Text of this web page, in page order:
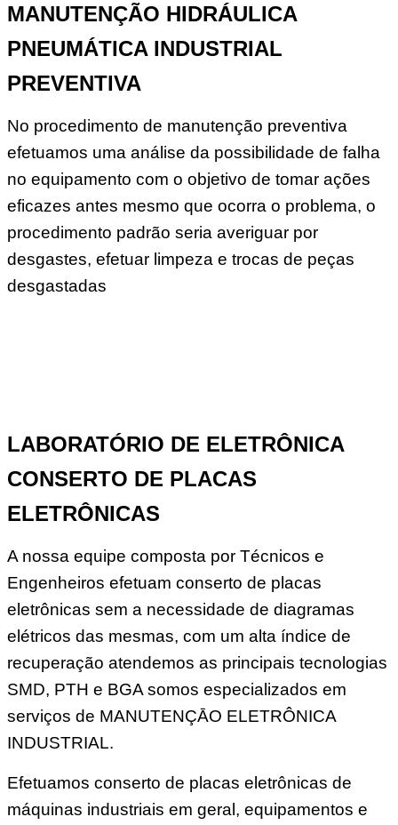
MANUTENÇÃO HIDRÁULICA
PNEUMÁTICA INDUSTRIAL
PREVENTIVA
No procedimento de manutenção preventiva
efetuamos uma análise da possibilidade de falha
no equipamento com o objetivo de tomar ações
eficazes antes mesmo que ocorra o problema, o
procedimento padrão seria averiguar por
desgastes, efetuar limpeza e trocas de peças
desgastadas
LABORATÓRIO DE ELETRÔNICA
CONSERTO DE PLACAS
ELETRÔNICAS
A nossa equipe composta por Técnicos e
Engenheiros efetuam conserto de placas
eletrônicas sem a necessidade de diagramas
elétricos das mesmas, com um alta índice de
recuperação atendemos as principais tecnologias
SMD, PTH e BGA somos especializados em
serviços de MANUTENÇĀO ELETRÔNICA
INDUSTRIAL.
Efetuamos conserto de placas eletrônicas de
máquinas industriais em geral, equipamentos e